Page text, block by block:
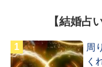
【結婚占
周
く